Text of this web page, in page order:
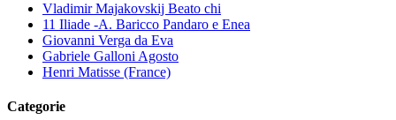
Vladimir Majakovskij Beato chi
11 Iliade -A. Baricco Pandaro e Enea
Giovanni Verga da Eva
Gabriele Galloni Agosto
Henri Matisse (France)
Categorie